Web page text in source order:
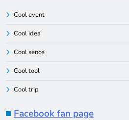
Cool event
Cool idea
Cool sence
Cool tool
Cool trip
Facebook fan page